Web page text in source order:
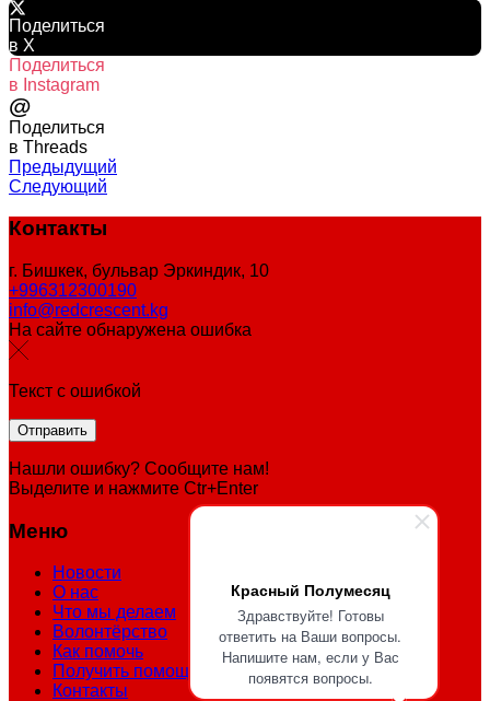
Красный Полумесяц
Здравствуйте! Готовы
ответить на Ваши вопросы.
Напишите нам, если у Вас
появятся вопросы.
Поделиться
в X
Поделиться
в Instagram
@
Поделиться
в Threads
Предыдущий
Следующий
Контакты
г. Бишкек, бульвар Эркиндик, 10
+996312300190
info@redcrescent.kg
На сайте обнаружена ошибка
Текст с ошибкой
Нашли ошибку? Сообщите нам!
Выделите и нажмите Ctr+Enter
Меню
Новости
О нас
Что мы делаем
Волонтёрство
Как помочь
Получить помощь
Контакты